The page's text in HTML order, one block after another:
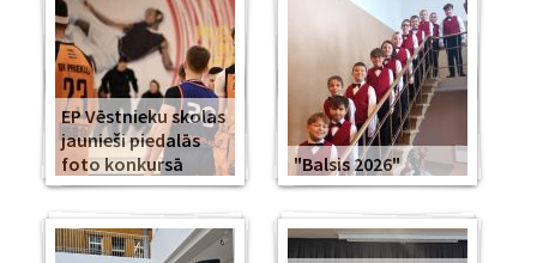
EP Vēstnieku skolas
jaunieši piedalās
foto konkursā
"Balsis 2026"